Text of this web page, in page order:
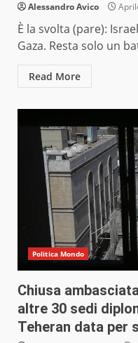
Alessandro Avico
È la svolta (pare):
Gaza. Resta solo un
Read More
Politica Mondo
Chiusa
altre 30 sedi
Teheran data per